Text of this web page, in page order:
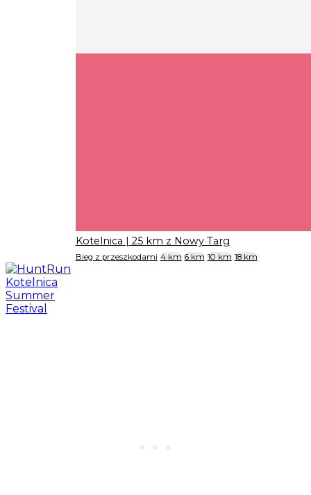
Kotelnica | 25 km z Nowy Targ
Bieg z przeszkodami 4 km 6 km 10 km 18 km